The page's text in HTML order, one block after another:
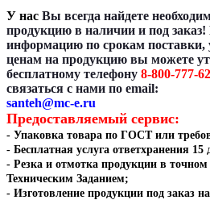
У нас Вы всегда найдете
продукцию в наличии и под
информацию по срокам поставки,
ценам на продукцию вы можете
бесплатному телефону 8-800-777-
связаться с нами по email:
santeh@mc-e.ru
Предоставляемый сервис:
- Упаковка товара по ГОСТ или
- Бесплатная услуга ответхранения 15
- Резка и отмотка продукции в точном
Техническим Заданием;
- Изготовление продукции под заказ